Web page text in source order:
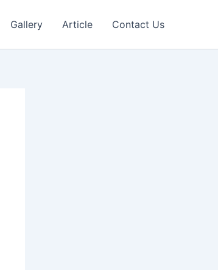
Gallery Article Contact Us